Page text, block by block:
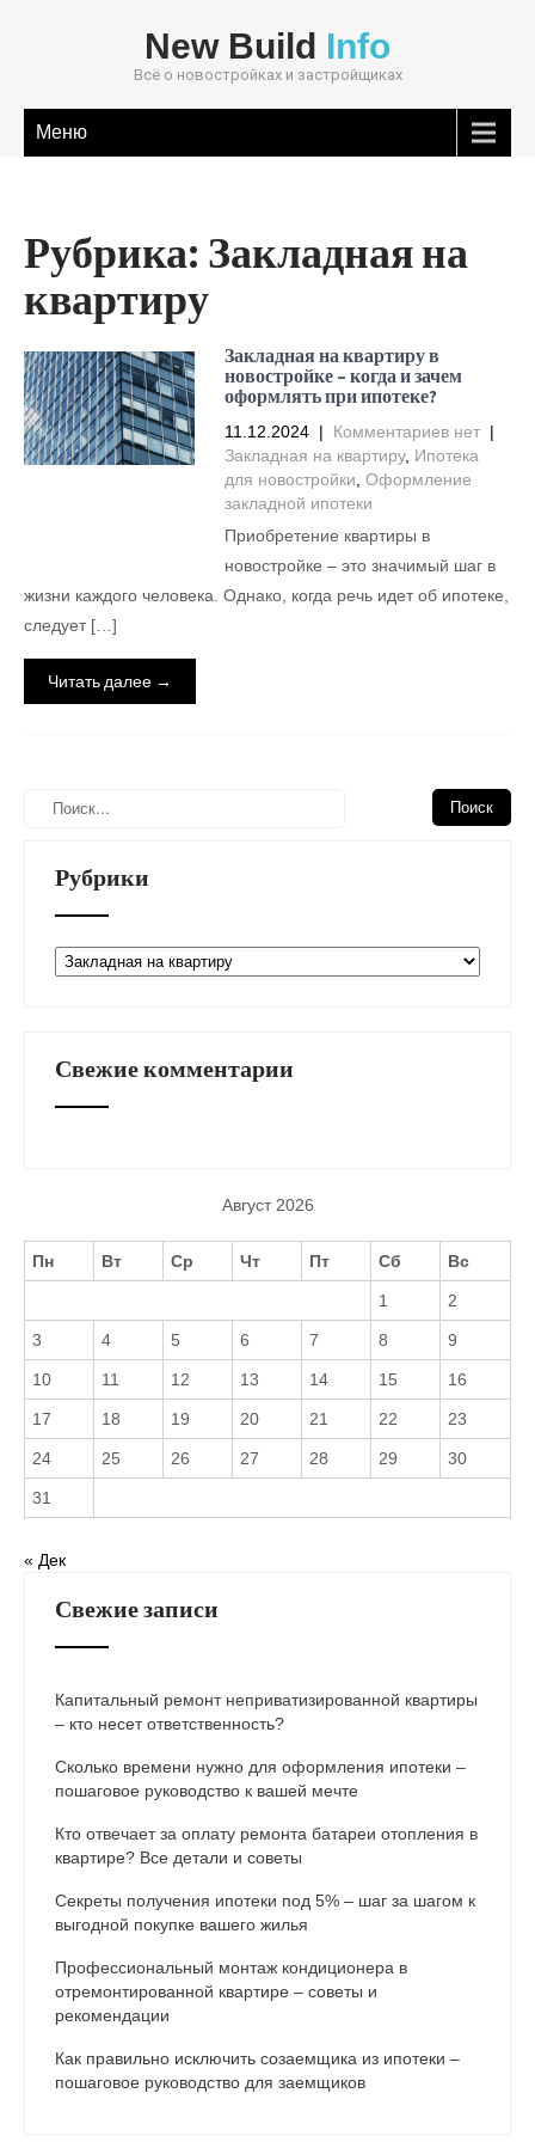
New Build Info
Всё о новостройках и застройщиках
Меню
Рубрика: Закладная на
квартиру
Закладная на квартиру в
новостройке – когда и зачем
оформлять при ипотеке?
11.12.2024 | Комментариев нет |
Закладная на квартиру, Ипотека
для новостройки Оформление
закладной ипотеки
Приобретение квартиры в
новостройке – это значимый шаг в
жизни каждого человека. Однако, когда речь идет об ипотеке,
следует […]
Читать далее →
Рубрики
Рубрики
Свежие комментарии
Август 2026
Пн Вт Ср Чт Пт Сб Вс
1 2
3 4 5 6 7 8 9
10 11 12 13 14 15 16
17 18 19 20 21 22 23
24 25 26 27 28 29 30
31
« Дек
Свежие записи
Капитальный ремонт неприватизированной квартиры
– кто несет ответственность?
Сколько времени нужно для оформления ипотеки –
пошаговое руководство к вашей мечте
Кто отвечает за оплату ремонта батареи отопления в
квартире? Все детали и советы
Секреты получения ипотеки под 5% – шаг за шагом к
выгодной покупке вашего жилья
Профессиональный монтаж кондиционера в
отремонтированной квартире – советы и
рекомендации
Как правильно исключить созаемщика из ипотеки –
пошаговое руководство для заемщиков